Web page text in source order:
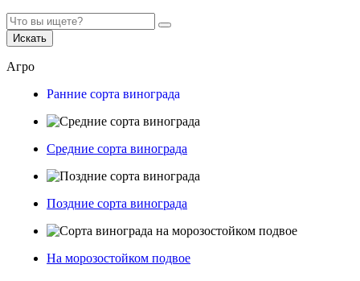
Искать
Агро
Ранние сорта винограда
Средние сорта винограда
Поздние сорта винограда
На морозостойком подвое